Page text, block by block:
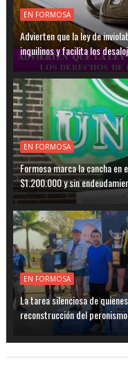
EN FORMOSA
Advierten que la ley de
inquilinos y facilita los
EN FORMOSA
Formosa marca la cancha en
$1.200.000 y sin
EN FORMOSA
La tarea silenciosa de
reconstrucción del peronismo